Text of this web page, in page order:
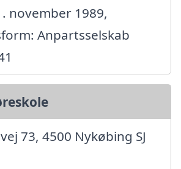
november 1989,
Anpartsselskab
73, 4500 Nykøbing SJ